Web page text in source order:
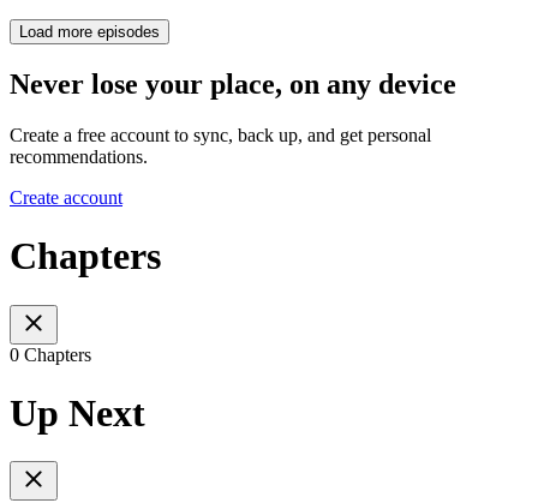
Load more episodes
Never lose your place, on any device
Create a free account to sync, back up, and get personal
recommendations.
Create account
Chapters
0 Chapters
Up Next